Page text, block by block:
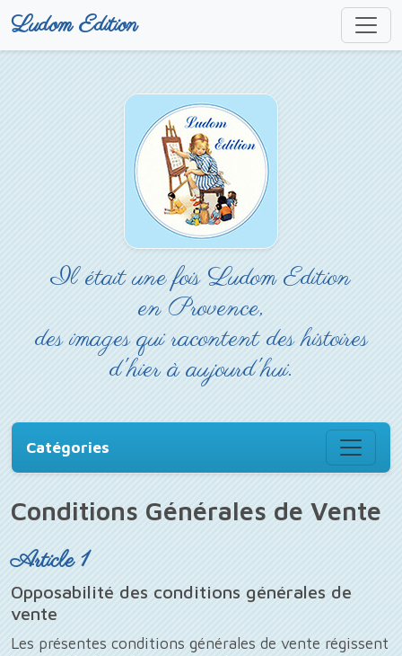
Ludom Edition
Il était une fois Ludom Edition
en Provence,
des images qui racontent des histoires
d'hier à aujourd'hui.
Catégories
Conditions Générales de Vente
Article 1
Opposabilité des conditions générales de
vente
Les présentes conditions générales de vente régissent